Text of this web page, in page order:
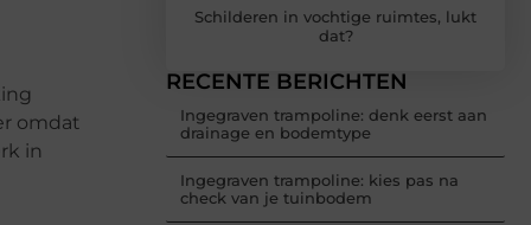
omdat
in
Schilderen in vochtige ruimtes, lukt
dat?
RECENTE BERICHTEN
Ingegraven trampoline: denk eerst aan
drainage en bodemtype
Ingegraven trampoline: kies pas na
check van je tuinbodem